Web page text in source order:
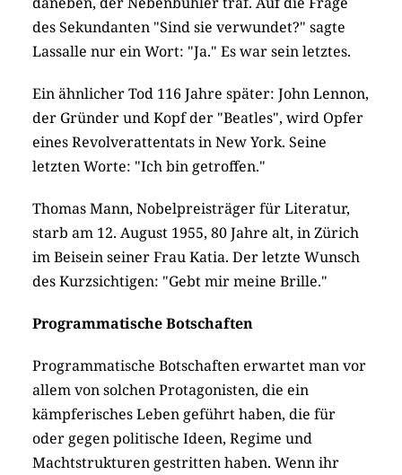
des Sekundanten "Sind sie verwundet?" sagte
Lassalle nur ein Wort: "Ja." Es war sein letztes.
Ein ähnlicher Tod 116 Jahre später: John Lennon,
der Gründer und Kopf der "Beatles", wird Opfer
eines Revolverattentats in New York. Seine
letzten Worte: "Ich bin getroffen."
Thomas Mann, Nobelpreisträger für Literatur,
starb am 12. August 1955, 80 Jahre alt, in Zürich
im Beisein seiner Frau Katia. Der letzte Wunsch
des Kurzsichtigen: "Gebt mir meine Brille."
Programmatische Botschaften
Programmatische Botschaften erwartet man vor
allem von solchen Protagonisten, die ein
kämpferisches Leben geführt haben, die für
oder gegen politische Ideen, Regime und
Machtstrukturen gestritten haben. Wenn ihr